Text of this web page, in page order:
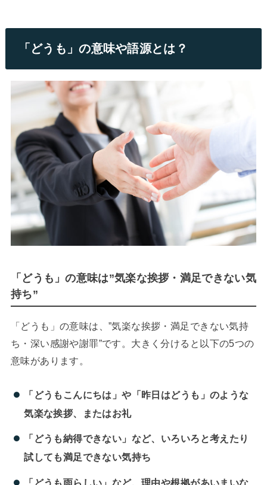
「どうも」の意味や語源とは？
「どうも」の意味は”気楽な挨拶・満足できない気
持ち”
「どうも」の意味は、”気楽な挨拶・満足できない気持
ち・深い感謝や謝罪”です。大きく分けると以下の5つの
意味があります。
「どうもこんにちは」や「昨日はどうも」のような
気楽な挨拶、またはお礼
「どうも納得できない」など、いろいろと考えたり
試しても満足できない気持ち
「どうも雨らしい」など、理由や根拠があいまいな